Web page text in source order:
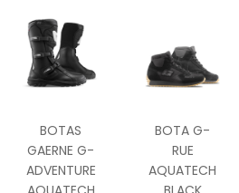
BOTAS
GAERNE G-
ADVENTURE
BOTA G-
RUE
AQUATECH